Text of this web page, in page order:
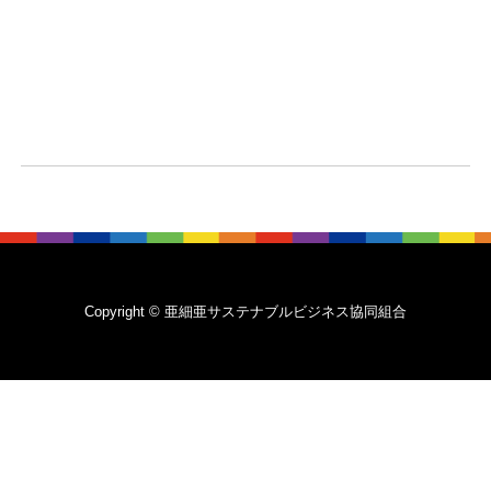
Copyright © 亜細亜サステナブルビジネス協同組合